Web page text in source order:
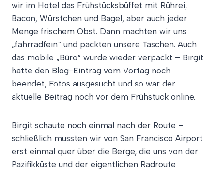
wir im Hotel das Frühstücksbüffet mit Rührei,
Bacon, Würstchen und Bagel, aber auch jeder
Menge frischem Obst. Dann machten wir uns
„fahrradfein“ und packten unsere Taschen. Auch
das mobile „Büro“ wurde wieder verpackt – Birgit
hatte den Blog-Eintrag vom Vortag noch
beendet, Fotos ausgesucht und so war der
aktuelle Beitrag noch vor dem Frühstück online.
Birgit schaute noch einmal nach der Route –
schließlich mussten wir von San Francisco Airport
erst einmal quer über die Berge, die uns von der
Pazifikküste und der eigentlichen Radroute